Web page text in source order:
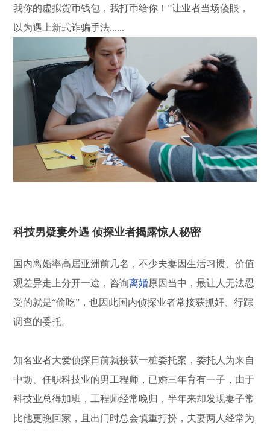
我你的虚拟货币钱包，我打币给你！”让业者当场傻眼，
以为遇上新式诈骗手法......
科技男疑妻外遇 侦探业者揭露惊人秘密
国内离婚率高居亚洲前几名，不少夫妻因生活习惯、价值
观差异走上分开一途，咨询离婚原因当中，最让人无法忍
受的就是“偷吃”，也因此国内侦探业者常接获抓奸、行踪
调查的委托。
知名业者大爱侦探日前就接获一桩委托案，委托人为来自
中坜、任职科技业的男工程师，已婚三年育有一子，由于
科技业总得加班，工程师经常晚归，半年来却发现妻子常
比他更晚回家，且出门时总会慎重打扮，夫妻两人经常为